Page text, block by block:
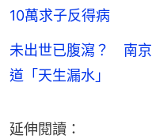
10萬求子反得病
未出世已腹瀉？ 南京
道「天生漏水」
延伸閱讀：